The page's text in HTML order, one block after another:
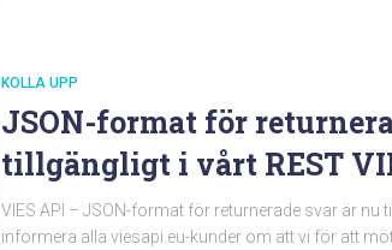
KOLLA UPP
JSON-format för
tillgängligt i vårt REST
VIES API – JSON-format för returnerade svar är nu
informera alla viesapi.eu-kunder om att vi för att